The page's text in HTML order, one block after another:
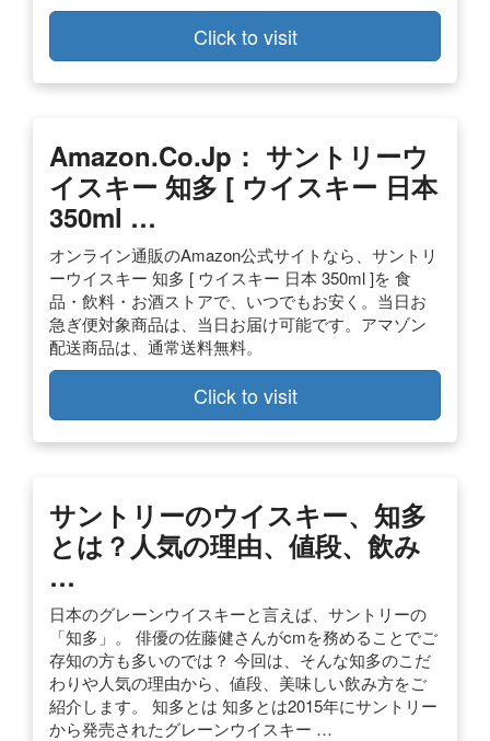
Click to visit
Amazon.co.jp： サントリーウ
イスキー 知多 [ ウイスキー 日本
350ml …
オンライン通販のAmazon公式サイトなら、サントリ
ーウイスキー 知多 [ ウイスキー 日本 350ml ]を 食
品・飲料・お酒ストアで、いつでもお安く。当日お
急ぎ便対象商品は、当日お届け可能です。アマゾン
配送商品は、通常送料無料。
Click to visit
サントリーのウイスキー、知多
とは？人気の理由、値段、飲み
…
日本のグレーンウイスキーと言えば、サントリーの
「知多」。 俳優の佐藤健さんがcmを務めることでご
存知の方も多いのでは？ 今回は、そんな知多のこだ
わりや人気の理由から、値段、美味しい飲み方をご
紹介します。 知多とは 知多とは2015年にサントリー
から発売されたグレーンウイスキー …